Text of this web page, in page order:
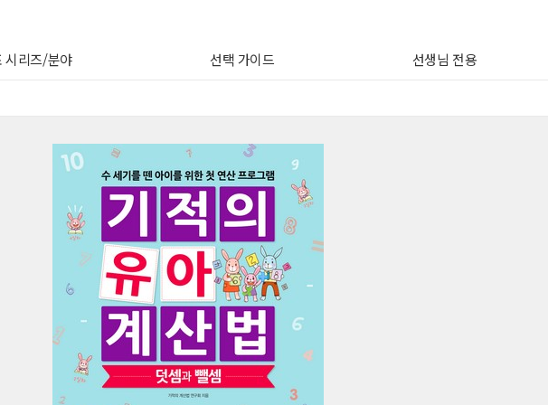
시리즈/분야 선택 가이드 선생님 전용